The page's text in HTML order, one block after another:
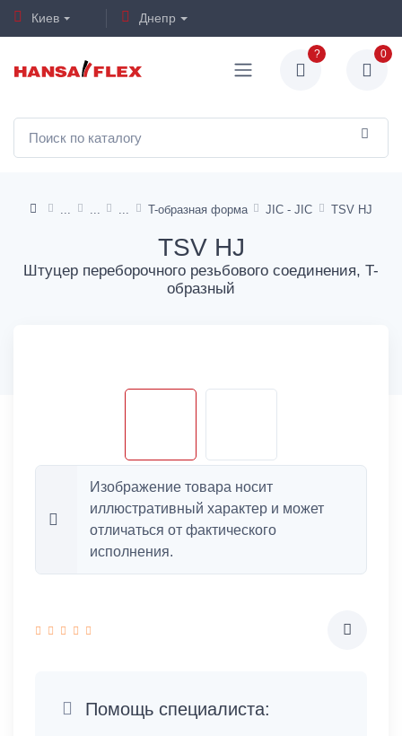
Киев Днепр
? 0
T-образная форма JIC - JIC TSV HJ
TSV HJ
Штуцер переборочного резьбового соединения, T-
образный
Изображение товара носит
иллюстративный характер и может
отличаться от фактического
исполнения.
Помощь специалиста: